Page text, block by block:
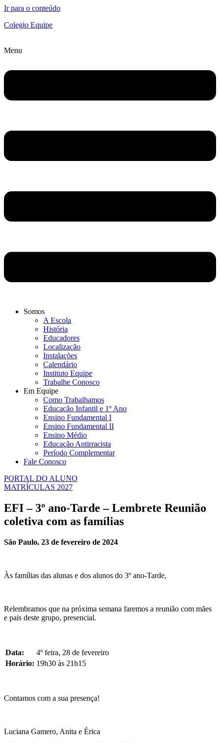
Ir para o conteúdo
Colegio Equipe
Menu
Somos
A Escola
História
Educadores
Localização
Instalações
Calendário
Instituto Equipe
Trabalhe Conosco
Em Equipe
Como Trabalhamos
Educação Infantil e 1º Ano
Ensino Fundamental I
Ensino Fundamental II
Ensino Médio
Educação Antirracista
Período Complementar
Fale Conosco
PORTAL DO ALUNO
MATRÍCULAS 2027
EFI – 3º ano-Tarde – Lembrete Reunião
coletiva com as famílias
São Paulo, 23 de fevereiro de 2024
Às famílias das alunas e dos alunos do 3º ano-Tarde,
Relembramos que na próxima semana faremos a reunião com mães
e pais deste grupo, presencial.
Data:
4º feira, 28 de fevereiro
Horário: 19h30 às 21h15
Contamos com a sua presença!
Luciana Gamero, Anita e Érica